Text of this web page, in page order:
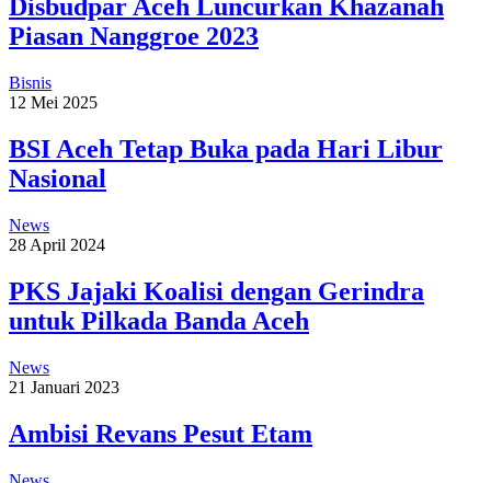
Disbudpar Aceh Luncurkan Khazanah
Piasan Nanggroe 2023
Bisnis
12 Mei 2025
BSI Aceh Tetap Buka pada Hari Libur
Nasional
News
28 April 2024
PKS Jajaki Koalisi dengan Gerindra
untuk Pilkada Banda Aceh
News
21 Januari 2023
Ambisi Revans Pesut Etam